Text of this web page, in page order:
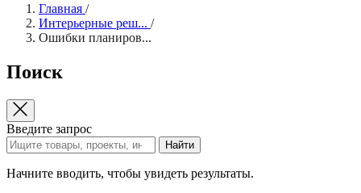
Главная /
Интерьерные реш... /
Ошибки планиров...
Поиск
Введите запрос
Найти
Начните вводить, чтобы увидеть результаты.